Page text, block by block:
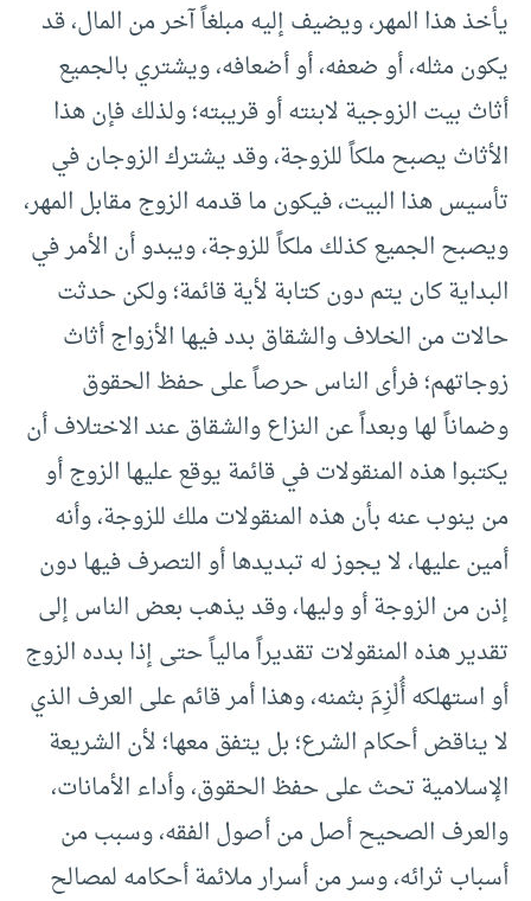
يأخذ هذا المهر، ويضيف إليه مبلغاً آخر من المال، قد
يكون مثله، أو ضعفه، أو أضعافه، ويشتري بالجميع
أثاث بيت الزوجية لابنته أو قريبته؛ ولذلك فإن هذا
الأثاث يصبح ملكاً للزوجة، وقد يشترك الزوجان في
تأسيس هذا البيت، فيكون ما قدمه الزوج مقابل المهر،
ويصبح الجميع كذلك ملكاً للزوجة، ويبدو أن الأمر في
البداية كان يتم دون كتابة لأية قائمة؛ ولكن حدثت
حالات من الخلاف والشقاق بدد فيها الأزواج أثاث
زوجاتهم؛ فرأى الناس حرصاً على حفظ الحقوق
وضماناً لها وبعداً عن النزاع والشقاق عند الاختلاف أن
يكتبوا هذه المنقولات في قائمة يوقع عليها الزوج أو
من ينوب عنه بأن هذه المنقولات ملك للزوجة، وأنه
أمين عليها، لا يجوز له تبديدها أو التصرف فيها دون
إذن من الزوجة أو وليها، وقد يذهب بعض الناس إلى
تقدير هذه المنقولات تقديراً مالياً حتى إذا بدده الزوج
أو استهلكه أُلْزِمَ بثمنه، وهذا أمر قائم على العرف الذي
لا يناقض أحكام الشرع؛ بل يتفق معها؛ لأن الشريعة
الإسلامية تحث على حفظ الحقوق، وأداء الأمانات،
والعرف الصحيح أصل من أصول الفقه، وسبب من
أسباب ثرائه، وسر من أسرار ملائمة أحكامه لمصالح